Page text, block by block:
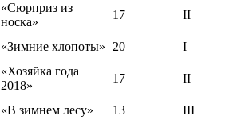
«Сюрприз из
носка»
17 II
«Зимние хлопоты» 20 I
«Хозяйка года
2018»
17 II
«В зимнем лесу» 13 III